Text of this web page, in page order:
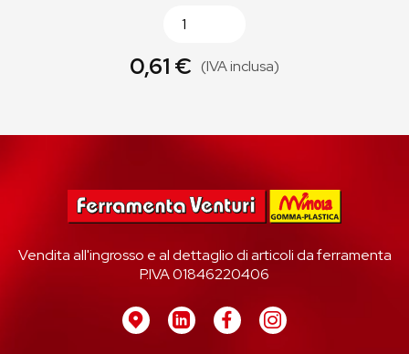
0,61 € (IVA inclusa)
Vendita all'ingrosso e al dettaglio di articoli da ferramenta
P.IVA 01846220406